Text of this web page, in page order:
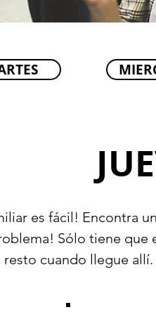
es fácil! Encontra
Sólo tiene
resto cuando llegue